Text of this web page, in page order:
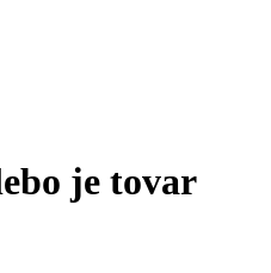
je tovar